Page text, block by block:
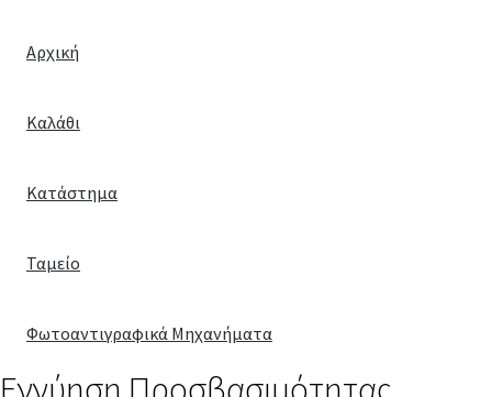
Αρχική
Καλάθι
Κατάστημα
Ταμείο
Φωτοαντιγραφικά Μηχανήματα